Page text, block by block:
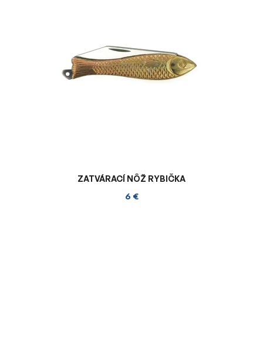
ZATVÁRACÍ NÔŽ RYBIČKA
6 €